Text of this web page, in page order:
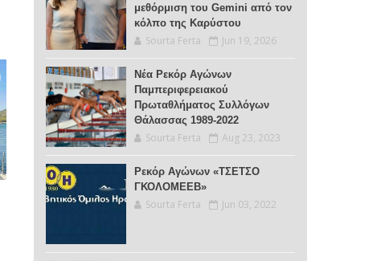
μεθόρμιση του Gemini από τον
κόλπο της Καρύστου
Sourta Ferta Jun 19, 2026
Νέα Ρεκόρ Αγώνων
Παμπεριφερειακού
Πρωταθλήματος Συλλόγων
Θάλασσας 1989-2022
Sourta Ferta Aug 23, 2023
Ρεκόρ Αγώνων «ΤΣΕΤΣΟ
ΓΚΟΛΟΜΕΕΒ»
Sourta Ferta Jun 03, 2022